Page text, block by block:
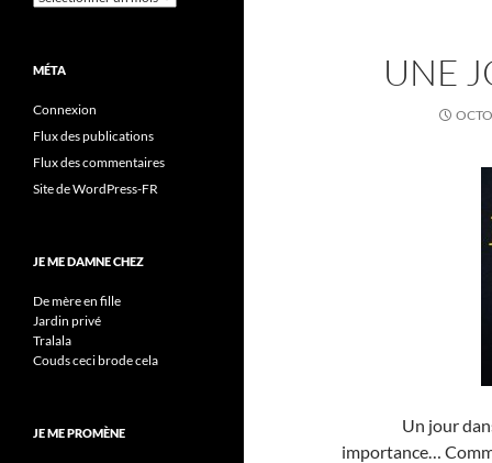
UNE
Un jour
importance…
MÉTA
Connexion
Flux des publications
Flux des commentaires
Site de WordPress-FR
JE ME DAMNE CHEZ
De mère en fille
Jardin privé
Tralala
Couds ceci brode cela
JE ME PROMÈNE